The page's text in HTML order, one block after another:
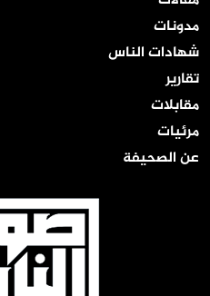
مدونات
شهادات الناس
تقارير
مقابلات
مرئيات
عن الصحيفة